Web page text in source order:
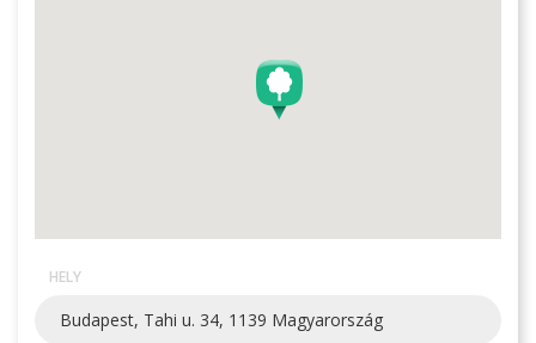
HELY
Budapest, Tahi u. 34, 1139 Magyarország